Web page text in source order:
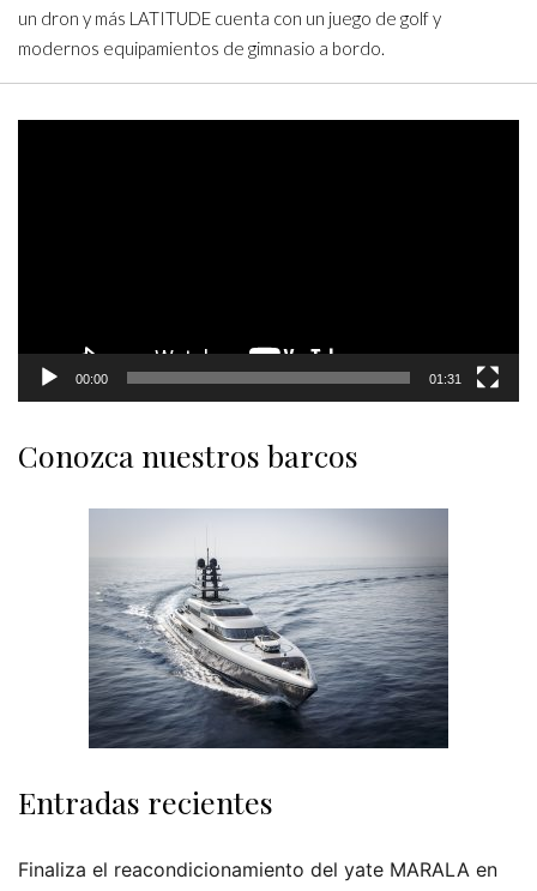
un dron y más LATITUDE cuenta con un juego de golf y
modernos equipamientos de gimnasio a bordo.
00:00 01:31
Conozca nuestros barcos
Entradas recientes
Finaliza el reacondicionamiento del yate MARALA en